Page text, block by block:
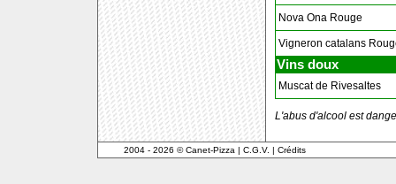
Nova Ona Rouge
Vigneron catalans
Vins doux
Muscat de Rivesaltes
L'abus d'alcool est
2004 - 2026 © Canet-Pizza C.G.V. Crédits